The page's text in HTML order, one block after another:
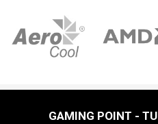
GAMING POINT - TU